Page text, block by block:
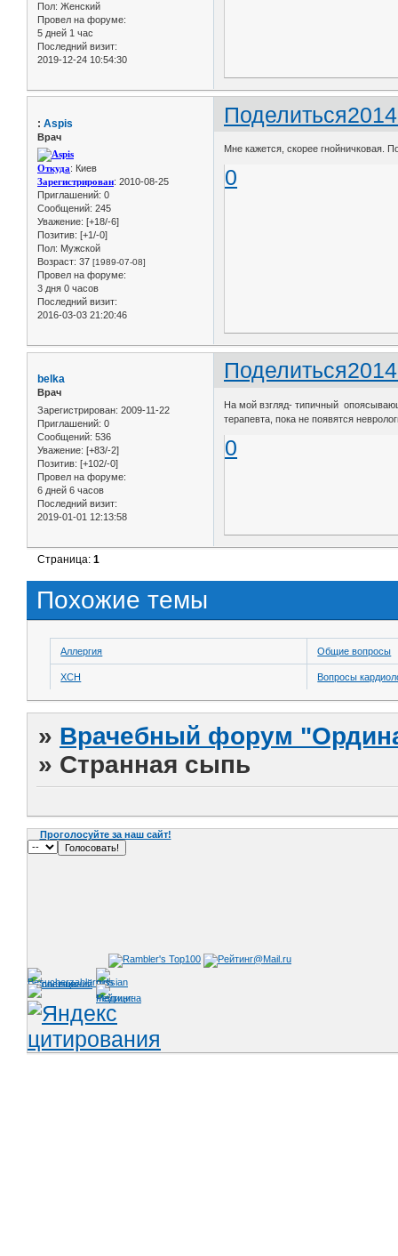
Пол: Женский
Провел на форуме:
5 дней 1 час
Последний визит:
2019-12-24 10:54:30
Поделиться
: Aspis
Врач
Откуда: Киев
Зарегистрирован: 2010-08-25
Приглашений: 0
Сообщений: 245
Уважение: [+18/-6]
Позитив: [+1/-0]
Пол: Мужской
Возраст: 37 [1989-07-08]
Провел на форуме:
3 дня 0 часов
Последний визит:
2016-03-03 21:20:46
Мне кажется, скорее гнойничковая.
0
Поделиться
belka
Врач
Зарегистрирован: 2009-11-22
Приглашений: 0
Сообщений: 536
Уважение: [+83/-2]
Позитив: [+102/-0]
Провел на форуме:
6 дней 6 часов
Последний визит:
2019-01-01 12:13:58
На мой взгляд- типичный
терапевта, пока не появятся
0
Страница:1
Похожие темы
Аллергия Общие вопросы
ХСН Вопросы
» Врачебный форум
» Странная сыпь
Проголосуйте за наш сайт!